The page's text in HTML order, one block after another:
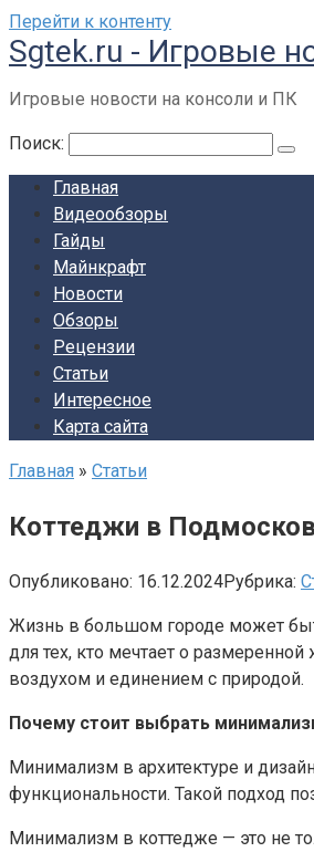
Перейти к контенту
Sgtek.ru - Игровые
Игровые новости на консоли и ПК
Поиск:
Главная
Видеообзоры
Гайды
Майнкрафт
Новости
Обзоры
Рецензии
Статьи
Интересное
Карта сайта
Главная » Статьи
Коттеджи в
Опубликовано: 16.12.2024Рубрика:
Жизнь в большом городе может
для тех, кто мечтает о
воздухом и единением с природой.
Почему стоит выбрать
Минимализм в архитектуре и
функциональности. Такой подход
Минимализм в коттедже — это не